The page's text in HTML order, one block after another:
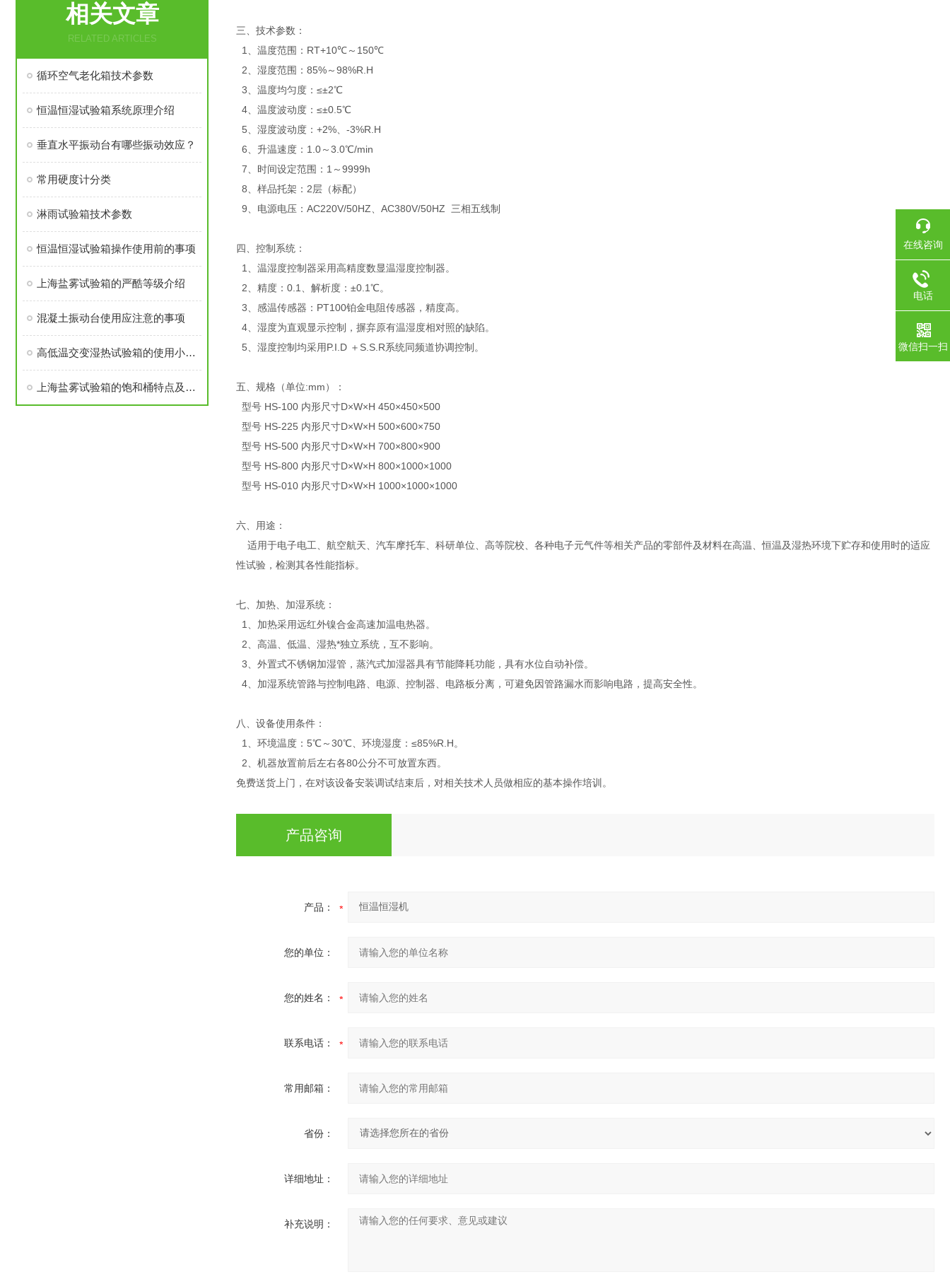
相关文章
RELATED ARTICLES
循环空气老化箱技术参数
恒温恒湿试验箱系统原理介绍
垂直水平振动台有哪些振动效应？
常用硬度计分类
淋雨试验箱技术参数
恒温恒湿试验箱操作使用前的事项
上海盐雾试验箱的严酷等级介绍
混凝土振动台使用应注意的事项
高低温交变湿热试验箱的使用小常识，现在知道还不晚
上海盐雾试验箱的饱和桶特点及作用
三、技术参数：
1、温度范围：RT+10℃～150℃
2、湿度范围：85%～98%R.H
3、温度均匀度：≤±2℃
4、温度波动度：≤±0.5℃
5、湿度波动度：+2%、-3%R.H
6、升温速度：1.0～3.0℃/min
7、时间设定范围：1～9999h
8、样品托架：2层（标配）
9、电源电压：AC220V/50HZ、AC380V/50HZ 三相五线制
四、控制系统：
1、温湿度控制器采用高精度数显温湿度控制器。
2、精度：0.1、解析度：±0.1℃。
3、感温传感器：PT100铂金电阻传感器，精度高。
4、湿度为直观显示控制，摒弃原有温湿度相对照的缺陷。
5、湿度控制均采用P.I.D ＋S.S.R系统同频道协调控制。
五、规格（单位:mm）：
型号 HS-100 内形尺寸D×W×H 450×450×500
型号 HS-225 内形尺寸D×W×H 500×600×750
型号 HS-500 内形尺寸D×W×H 700×800×900
型号 HS-800 内形尺寸D×W×H 800×1000×1000
型号 HS-010 内形尺寸D×W×H 1000×1000×1000
六、用途：
适用于电子电工、航空航天、汽车摩托车、科研单位、高等院校、各种电子元气件等相关产品的零部件及材料在高温、恒温及湿热环境下贮存和使用时的适应
性试验，检测其各性能指标。
七、 加热、加湿系统：
1、加热采用远红外镍合金高速加温电热器。
2、高温、低温、湿热*独立系统，互不影响。
3、外置式不锈钢加湿管，蒸汽式加湿器具有节能降耗功能，具有水位自动补偿。
4、加湿系统管路与控制电路、电源、控制器、电路板分离，可避免因管路漏水而影响电路，提高安全性。
八、设备使用条件：
1、环境温度：5℃～30℃、环境湿度：≤85%R.H。
2、机器放置前后左右各80公分不可放置东西。
免费送货上门，在对该设备安装调试结束后，对相关技术人员做相应的基本操作培训。
产品咨询
产品：
您的单位：
您的姓名：
联系电话：
常用邮箱：
省份：
详细地址：
补充说明：
在线咨询
电话
微信扫一扫